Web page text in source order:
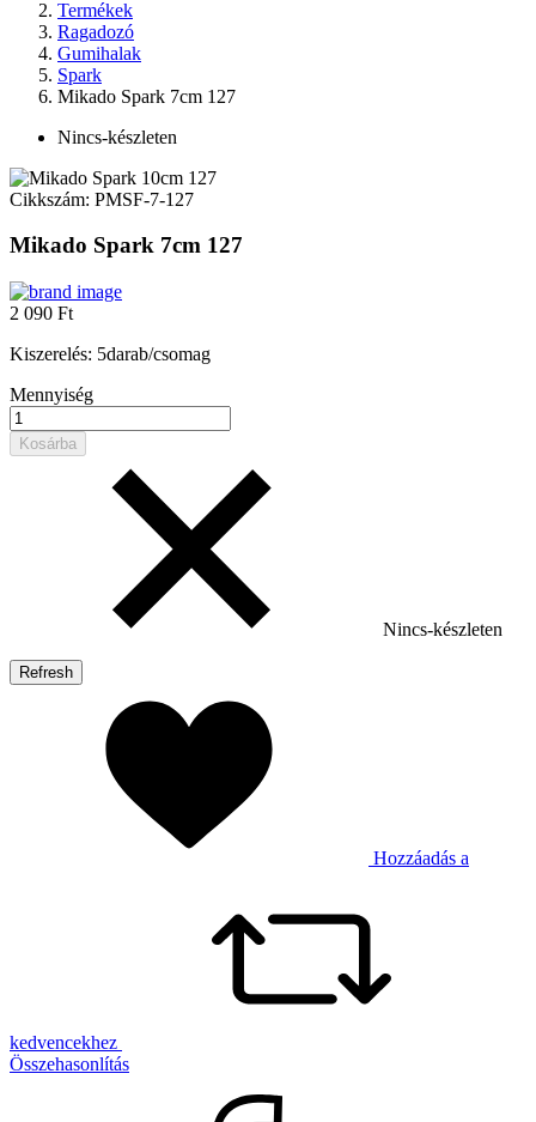
Termékek
Ragadozó
Gumihalak
Spark
Mikado Spark 7cm 127
Nincs-készleten
Cikkszám: PMSF-7-127
Mikado Spark 7cm 127
2 090 Ft
Kiszerelés: 5darab/csomag
Mennyiség
Kosárba
Nincs-készleten
Hozzáadás a
kedvencekhez
Összehasonlítás